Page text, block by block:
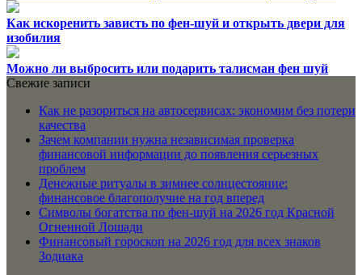
Как искоренить зависть по фен-шуй и открыть двери для
изобилия
Можно ли выбросить или подарить талисман фен шуй
Свежие записи
Как не разориться на автосервисах: экономим без потери
качества
Зачем компании нужна независимая проверка
финансовой информации до появления серьезных
проблем
Денежные ритуалы в зимнее солнцестояние:
финансовое благополучие на год вперед
Символы богатства по фен-шуй на 2026 год Красной
Огненной Лошади
Финансовый гороскоп на 2026 год для всех знаков
Зодиака